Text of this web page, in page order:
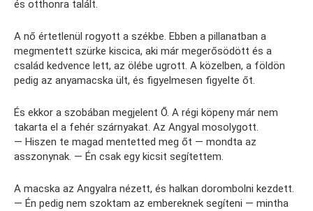
és otthonra talált.
A nő értetlenül rogyott a székbe. Ebben a pillanatban a
megmentett szürke kiscica, aki már megerősödött és a
család kedvence lett, az ölébe ugrott. A közelben, a földön
pedig az anyamacska ült, és figyelmesen figyelte őt.
És ekkor a szobában megjelent Ő. A régi köpeny már nem
takarta el a fehér szárnyakat. Az Angyal mosolygott.
— Hiszen te magad mentetted meg őt — mondta az
asszonynak. — Én csak egy kicsit segítettem.
A macska az Angyalra nézett, és halkan dorombolni kezdett.
— Én pedig nem szoktam az embereknek segíteni — mintha